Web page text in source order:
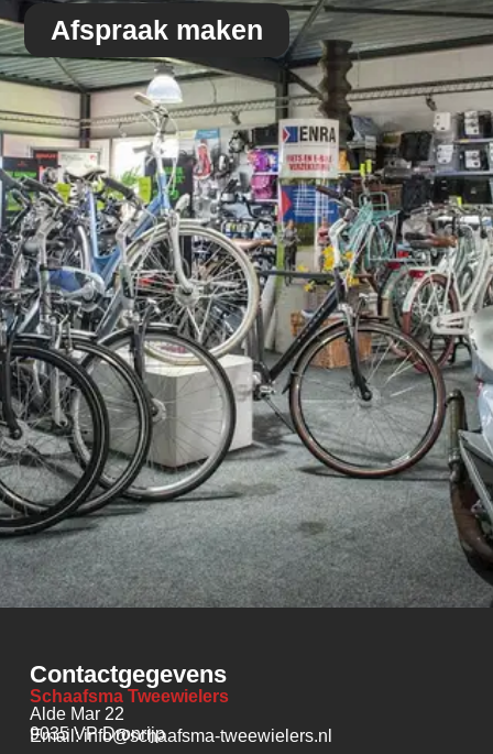
Afspraak maken
Contactgegevens
Schaafsma Tweewielers
Alde Mar 22
9035 VP Dronrijp
Email: info@schaafsma-tweewielers.nl